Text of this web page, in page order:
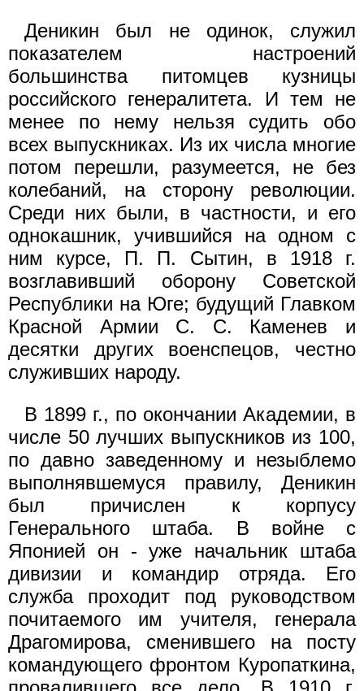
Деникин был не одинок, служил
показателем настроений
большинства питомцев кузницы
российского генералитета. И тем не
менее по нему нельзя судить обо
всех выпускниках. Из их числа многие
потом перешли, разумеется, не без
колебаний, на сторону революции.
Среди них были, в частности, и его
однокаш­ник, учившийся на одном с
ним курсе, П. П. Сытин, в 1918 г.
возглавивший оборону Советской
Республики на Юге; будущий Главком
Красной Армии С. С. Каменев и
десятки других воен­спецов, честно
служивших народу.
В 1899 г., по окончании Академии, в
числе 50 лучших вы­пускников из 100,
по давно заведенному и незыблемо
выполняв­шемуся правилу, Деникин
был причислен к корпусу
Генерального штаба. В войне с
Японией он - уже начальник штаба
дивизии и командир отряда. Его
служба проходит под руководством
по­читаемого им учителя, генерала
Драгомирова, сменившего на по­сту
командующего фронтом Куропаткина,